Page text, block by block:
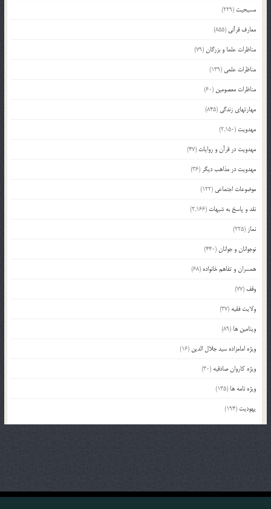
مسیحیت (229)
معارف قرآنی (855)
مناظرات علما و بزرگان(79)
مناظرات علمی (139)
مناظرات معصومین (60)
مهارتهای زندگی (845)
مهدویت (2,150)
مهدویت در قرآن و روایات (47)
مهدویت در مذاهب دیگر (36)
موضوعات اجتماعی (122)
نقد و پاسخ به شبهات (2,166)
نماز (225)
نوجوانان و جوانان(440)
همسران و تفاهم خانواده (68)
وقف (77)
ولایت فقیه (37)
ویتامین ها (89)
ویژه امامزاده سید جلال الدین (16)
ویژه کاروان صادقیه (30)
ویژه نامه ها (135)
یهودیت (194)